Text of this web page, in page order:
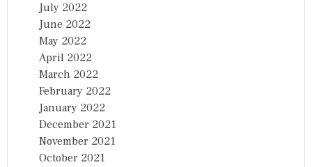
July 2022
June 2022
May 2022
April 2022
March 2022
February 2022
January 2022
December 2021
November 2021
October 2021